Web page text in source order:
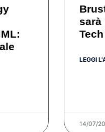
sarà
LEGGI
14/07/